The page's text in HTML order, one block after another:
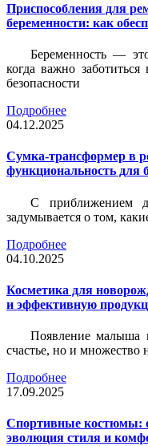
Приспособления для
беременности: как
Беременность —
когда важно
безопасности
Подробнее
04.12.2025
Сумка-трансформер в
функциональность для
С приближением
задумывается о том,
Подробнее
04.10.2025
Косметика для
и эффективную
Появление малыша
счастье, но и множество
Подробнее
17.09.2025
Спортивные костюмы:
эволюция стиля и